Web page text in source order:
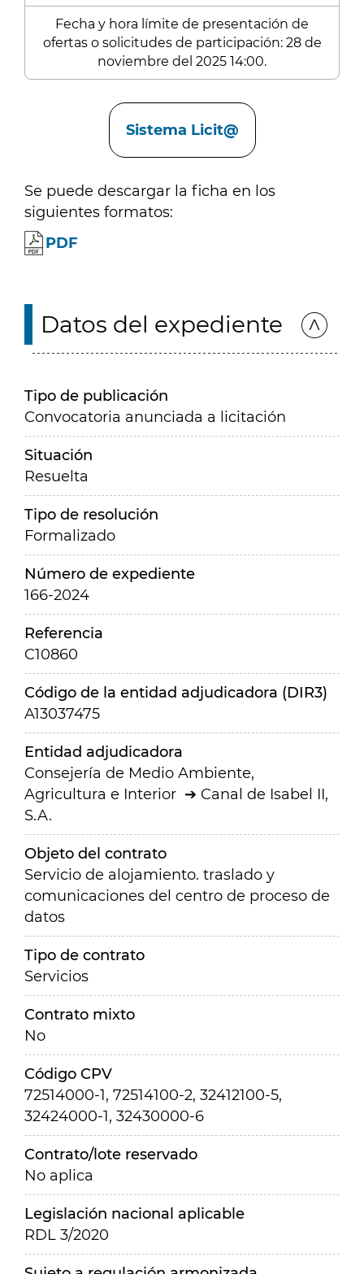
Fecha y hora límite de presentación de
ofertas o solicitudes de participación: 28 de
noviembre del 2025 14:00.
Sistema Licit@
Se puede descargar la ficha en los
siguientes formatos:
PDF
Datos del expediente
Tipo de publicación
Convocatoria anunciada a licitación
Situación
Resuelta
Tipo de resolución
Formalizado
Número de expediente
166-2024
Referencia
C10860
Código de la entidad adjudicadora (DIR3)
A13037475
Entidad adjudicadora
Consejería de Medio Ambiente,
Agricultura e Interior
Canal de Isabel II,
S.A.
Objeto del contrato
Servicio de alojamiento. traslado y
comunicaciones del centro de proceso de
datos
Tipo de contrato
Servicios
Contrato mixto
No
Código CPV
72514000-1, 72514100-2, 32412100-5,
32424000-1, 32430000-6
Contrato/lote reservado
No aplica
Legislación nacional aplicable
RDL 3/2020